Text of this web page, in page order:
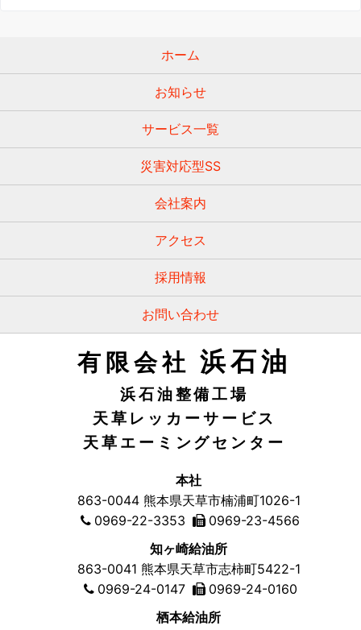
ホーム
お知らせ
サービス一覧
災害対応型SS
会社案内
アクセス
採用情報
お問い合わせ
有限会社浜石油
浜石油整備工場
天草レッカーサービス
天草エーミングセンター
本社
863-0044 熊本県天草市楠浦町1026-1
0969-22-3353
0969-23-4566
知ヶ崎給油所
863-0041 熊本県天草市志柿町5422-1
0969-24-0147
0969-24-0160
栖本給油所